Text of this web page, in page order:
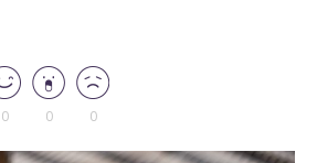
0 0 0